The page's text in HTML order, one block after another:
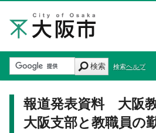
検索 検索ヘルプ
報道発表資料 大阪
大阪支部と教職員の